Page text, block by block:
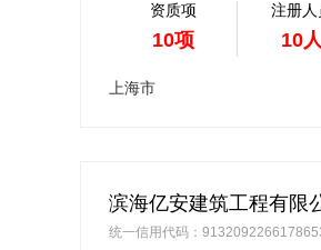
资质项
10项
注册人
10人
上海市
滨海亿安建筑工程有限
统一信用代码：